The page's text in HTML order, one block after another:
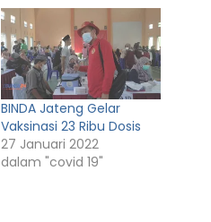
BINDA Jateng Gelar
Vaksinasi 23 Ribu Dosis
27 Januari 2022
dalam "covid 19"